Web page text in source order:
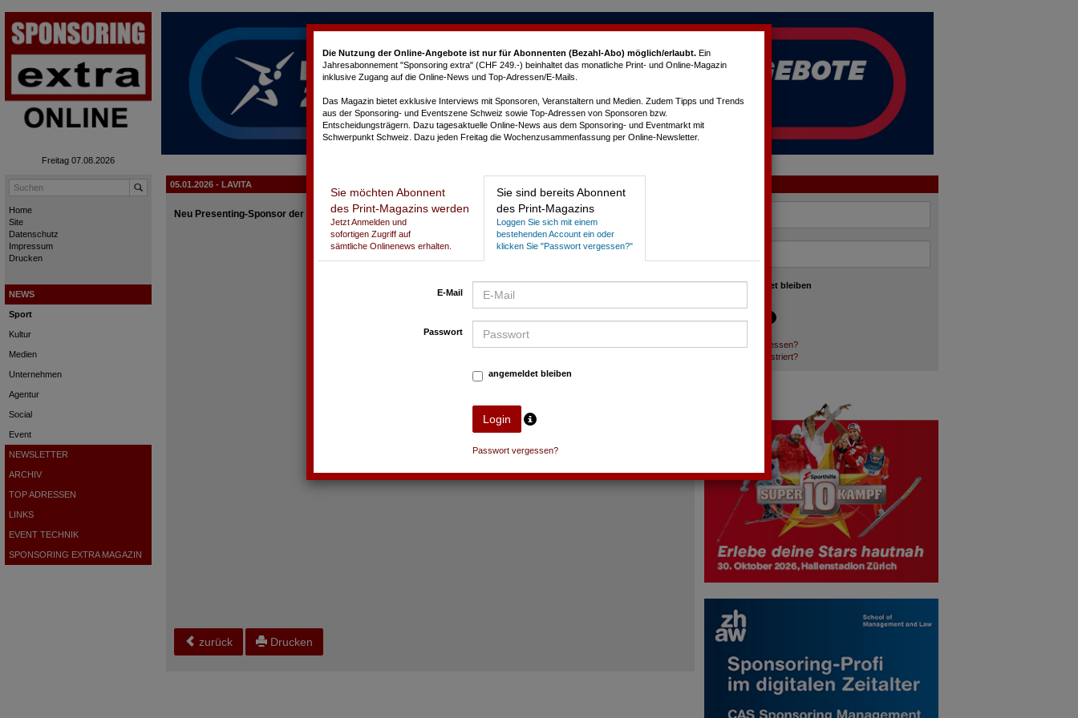
Die Nutzung der Online-Angebote ist nur für Abonnenten (Bezahl-Abo) möglich/erlaubt. Ein
Jahresabonnement "Sponsoring extra" (CHF 249.-) beinhaltet das monatliche Print- und Online-Magazin
inklusive Zugang auf die Online-News und Top-Adressen/E-Mails.
Das Magazin bietet exklusive Interviews mit Sponsoren, Veranstaltern und Medien. Zudem Tipps und Trends
aus der Sponsoring- und Eventszene Schweiz sowie Top-Adressen von Sponsoren bzw.
Entscheidungsträgern. Dazu tagesaktuelle Online-News aus dem Sponsoring- und Eventmarkt mit
Schwerpunkt Schweiz. Dazu jeden Freitag die Wochenzusammenfassung per Online-Newsletter.
Sie möchten Abonnent
des Print-Magazins werden
Jetzt Anmelden und
sofortigen Zugriff auf
sämtliche Onlinenews erhalten.
Sie sind bereits Abonnent
des Print-Magazins
Loggen Sie sich mit einem
bestehenden Account ein oder
klicken Sie "Passwort vergessen?"
E-Mail
Passwort
angemeldet bleiben
Passwort vergessen?
Freitag 07.08.2026
Home
Site
Datenschutz
Impressum
Drucken
NEWS
Sport
Kultur
Medien
Unternehmen
Agentur
Social
Event
NEWSLETTER
ARCHIV
TOP ADRESSEN
LINKS
EVENT TECHNIK
SPONSORING EXTRA MAGAZIN
angemeldet bleiben
Passwort vergessen?
Noch nicht registriert?
05.01.2026 - LAVITA
Neu Presenting-Sponsor der Vierschanzentournee
zurück Drucken